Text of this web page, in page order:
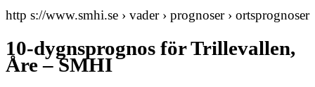
http s://www.smhi.se › vader › prognoser › ortsprognoser
10-dygnsprognos för Trillevallen,
Åre – SMHI